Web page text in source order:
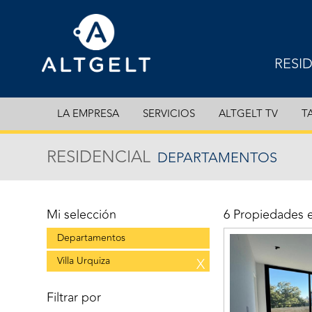
LA EMPRESA SERVICIOS ALTGELT TV
RESIDENCIAL DEPARTAMENTOS
Mi selección
Departamentos
Villa Urquiza
X
Filtrar por
6 Propiedades